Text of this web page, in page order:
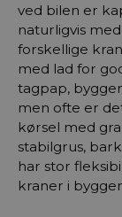
ved bilen er
naturligvis
forskellige
med lad for
tagpap,
men ofte er
kørsel med
stabilgrus,
har stor
kraner i